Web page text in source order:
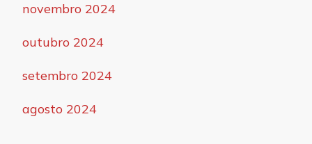
novembro 2024
outubro 2024
setembro 2024
agosto 2024